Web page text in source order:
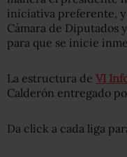
iniciativa preferente,
Cámara de Diputados
para que se inicie
La estructura de VI
Calderón entregado
Da click a cada liga